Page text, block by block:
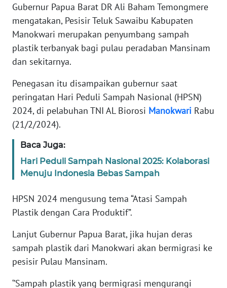
Gubernur Papua Barat DR Ali Baham Temongmere
mengatakan, Pesisir Teluk Sawaibu Kabupaten
Manokwari merupakan penyumbang sampah
plastik terbanyak bagi pulau peradaban Mansinam
dan sekitarnya.
Penegasan itu disampaikan gubernur saat
peringatan Hari Peduli Sampah Nasional (HPSN)
2024, di pelabuhan TNI AL Biorosi Manokwari Rabu
(21/2/2024).
Baca Juga:
Hari Peduli Sampah Nasional 2025: Kolaborasi
Menuju Indonesia Bebas Sampah
HPSN 2024 mengusung tema “Atasi Sampah
Plastik dengan Cara Produktif”.
Lanjut Gubernur Papua Barat, jika hujan deras
sampah plastik dari Manokwari akan bermigrasi ke
pesisir Pulau Mansinam.
‘’Sampah plastik yang bermigrasi mengurangi
REDAKSI
KARIR
DISCLAIMER
Wahana
News
Regional
SUMUT
WN
WN
WN
BANTEN